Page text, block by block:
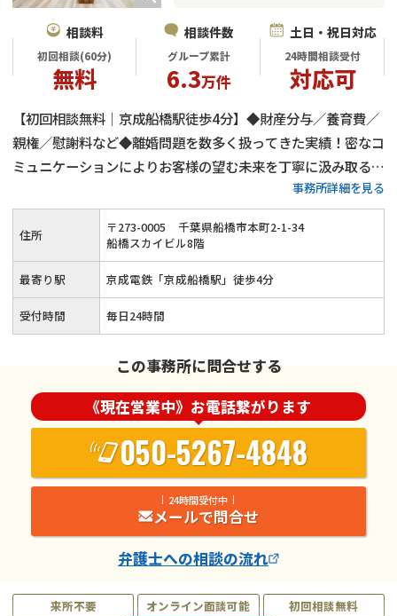
相談料
初回相談(60分)
無料
相談件数
グループ累計
6.3万件
土日・祝日対応
24時間相談受付
対応可
【初回相談無料｜京成船橋駅徒歩4分】◆財産分与／養育費／
親権／慰謝料など◆離婚問題を数多く扱ってきた実績！密なコ
ミュニケーションによりお客様の望む未来を丁寧に汲み取る◎
分割払い可！状況に合わせた柔軟な対応≪24時間受付≫
事務所詳細を見る
来所不要 オンライン面談可能
初回相談無料
住所 〒273-0005
千葉県船橋市本町2-1-34
船橋スカイビル8階
最寄り駅 京成電鉄「京成船橋駅」徒歩4分
受付時間 毎日24時間
この事務所に問合せする
《現在営業中》お電話繋がります
050-5267-4848
24時間受付中
メールで問合せ
弁護士への相談の流れ